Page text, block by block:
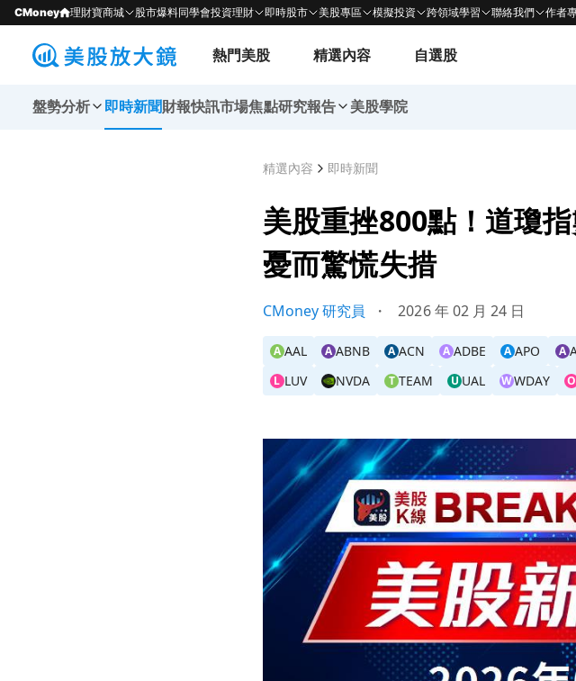
CMoney 理財寶商城 股市爆料同學會投資理財 即時股市 美股專區 模擬投資 跨領域學習 聯絡我們 作者
熱門美股 精選內容 自選股
盤勢分析 即時新聞財報快訊市場焦點研究報告 美股學院
精選內容 即時新聞
美股重挫800點！道瓊
憂而驚慌失措
CMoney 研究員 ・ 2026 年 02 月 24 日
A AAL A ABNB A ACN A ADBE A APO A
L LUV NVDA T TEAM U UAL WWDAY O